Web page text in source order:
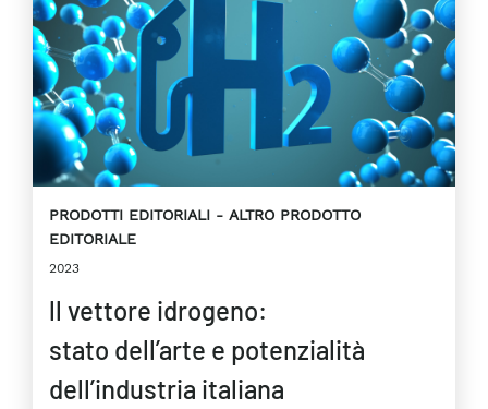
PRODOTTI EDITORIALI
ALTRO PRODOTTO
EDITORIALE
2023
ll vettore idrogeno:
stato dell’arte e potenzialità
dell’industria italiana